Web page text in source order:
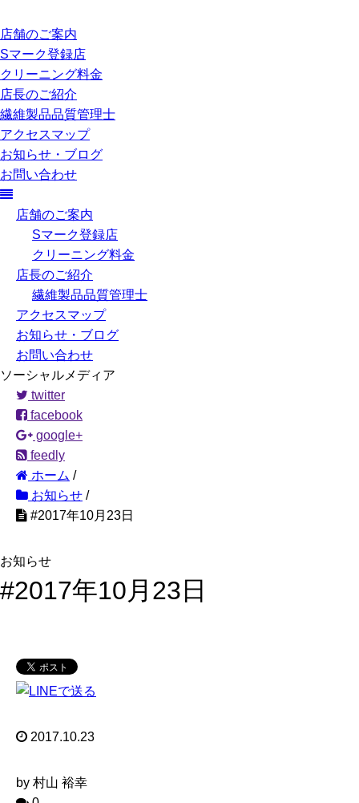
店舗のご案内
Sマーク登録店
クリーニング料金
店長のご紹介
繊維製品品質管理士
アクセスマップ
お知らせ・ブログ
お問い合わせ
店舗のご案内
Sマーク登録店
クリーニング料金
店長のご紹介
繊維製品品質管理士
アクセスマップ
お知らせ・ブログ
お問い合わせ
ソーシャルメディア
twitter
facebook
google+
feedly
ホーム /
お知らせ /
#2017年10月23日
お知らせ
#2017年10月23日
2017.10.23
by 村山 裕幸